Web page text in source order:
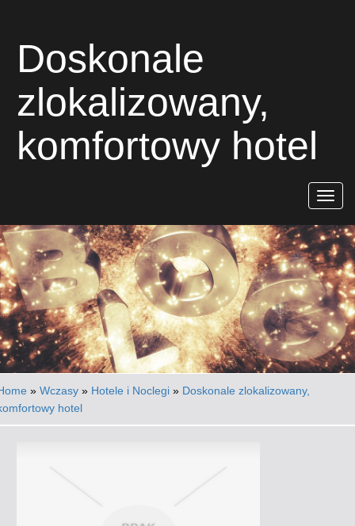
Doskonale
zlokalizowany,
komfortowy hotel
Rozwiń
» Wczasy » Hotele i Noclegi » Doskonale zlokalizowany,
hotel